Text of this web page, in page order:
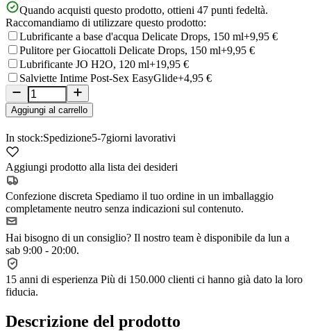
Quando acquisti questo prodotto, ottieni 47 punti fedeltà.
Raccomandiamo di utilizzare questo prodotto:
Lubrificante a base d'acqua Delicate Drops, 150 ml+9,95 €
Pulitore per Giocattoli Delicate Drops, 150 ml+9,95 €
Lubrificante JO H2O, 120 ml+19,95 €
Salviette Intime Post-Sex EasyGlide+4,95 €
Aggiungi al carrello
In stock:Spedizione5-7giorni lavorativi
Aggiungi prodotto alla lista dei desideri
Confezione discreta Spediamo il tuo ordine in un imballaggio
completamente neutro senza indicazioni sul contenuto.
Hai bisogno di un consiglio? Il nostro team è disponibile da lun a
sab 9:00 - 20:00.
15 anni di esperienza Più di 150.000 clienti ci hanno già dato la loro
fiducia.
Descrizione del prodotto